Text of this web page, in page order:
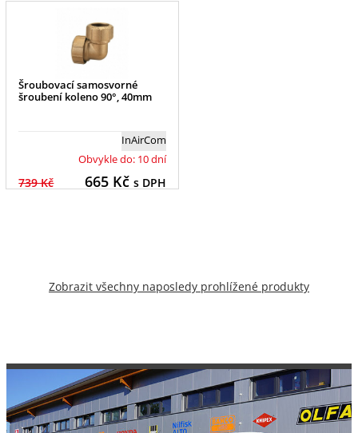
Šroubovací samosvorné
šroubení koleno 90°, 40mm
InAirCom
Obvykle do: 10 dní
739 Kč 665Kč s DPH
Zobrazit všechny naposledy prohlížené produkty